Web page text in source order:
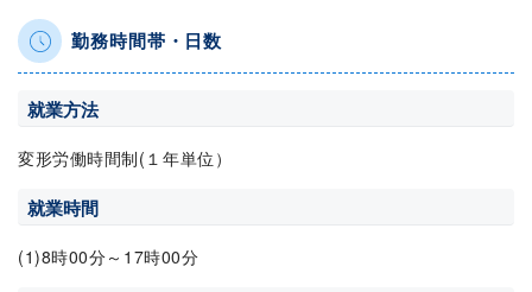
勤務時間帯・日数
就業方法
変形労働時間制(１年単位）
就業時間
(1)8時00分～17時00分